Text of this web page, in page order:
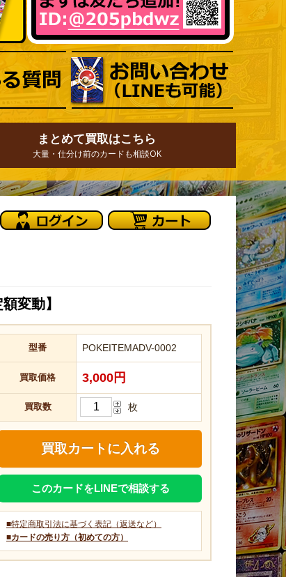
まとめて買取はこちら
大量・仕分け前のカードも相談OK
変動】
型番 POKEITEMADV-0002
買取価格 3,000円
買取数 枚
このカードをLINEで相談する
■特定商取引法に基づく表記（返送など）
■カードの売り方（初めての方）